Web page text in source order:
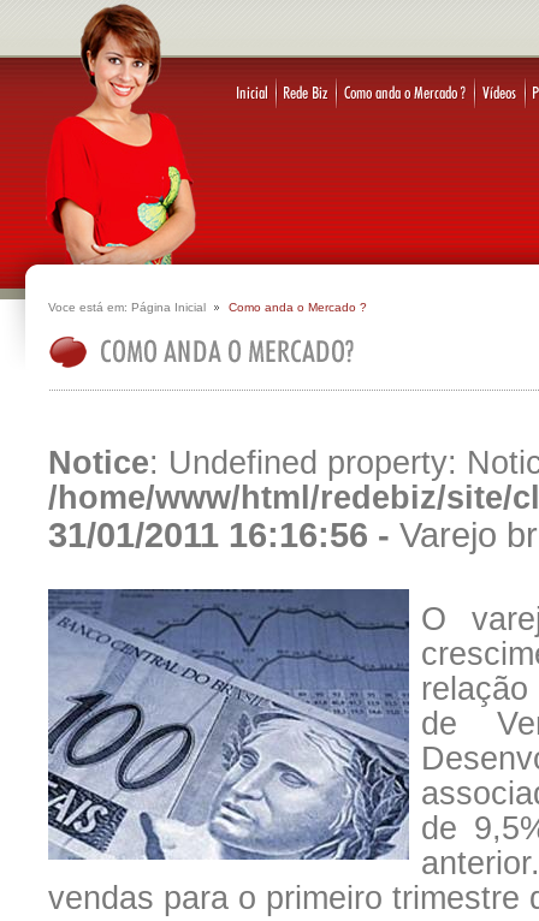
Voce está em: Página Inicial Como anda o Mercado ?
Notice: Undefined property:
/home/www/html/redebiz/site/
31/01/2011 16:16:56 - Varejo
O
de
de
vendas para o primeiro trimestre